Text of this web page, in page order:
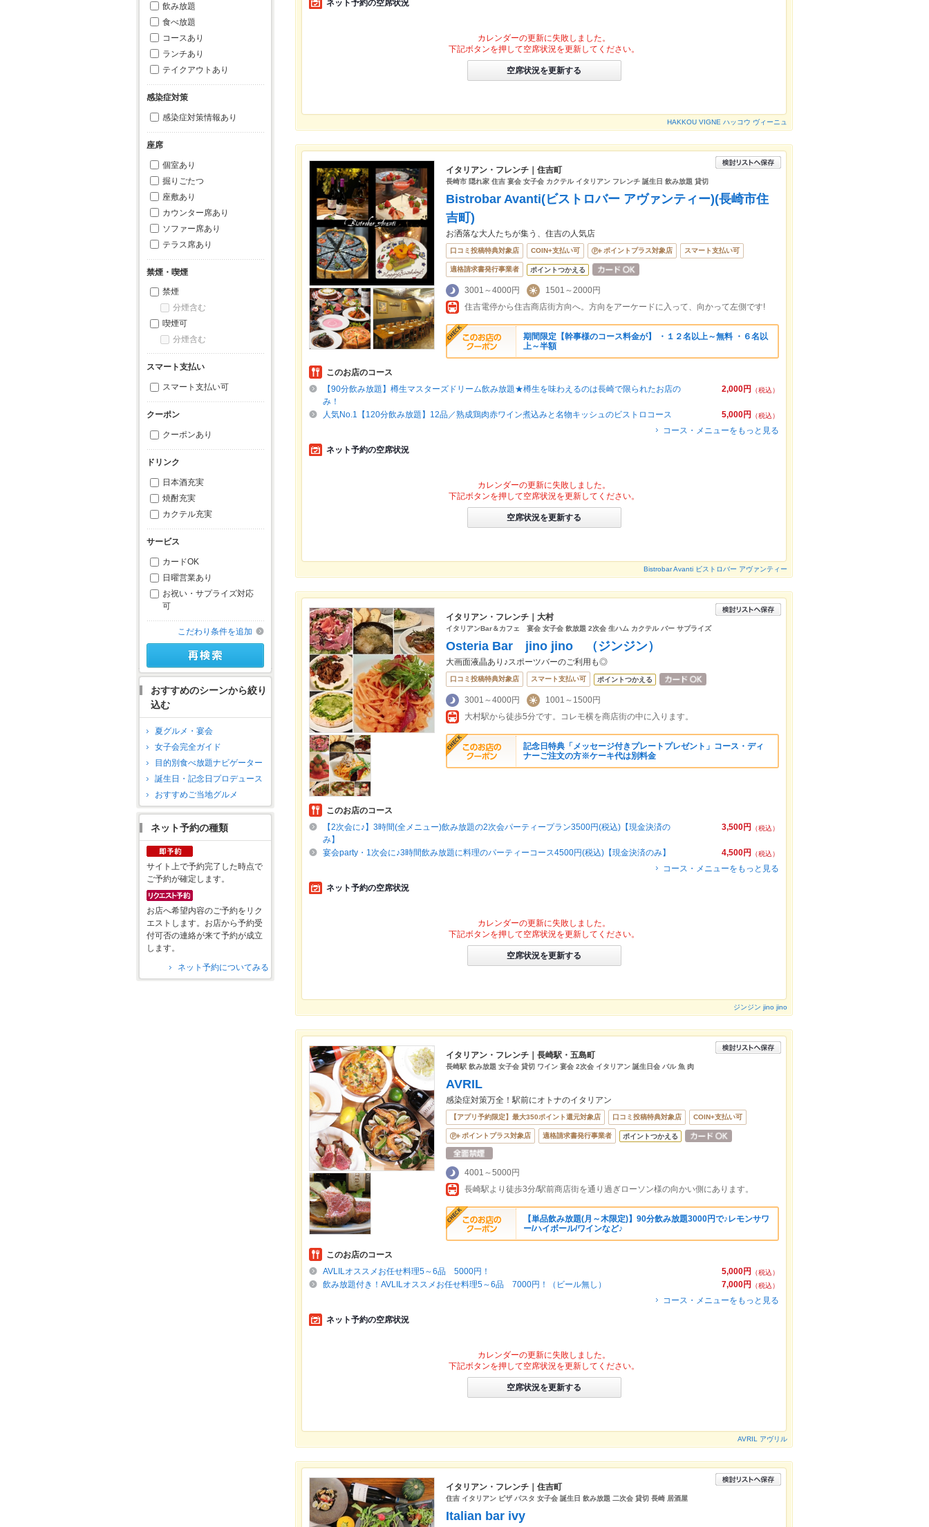
飲み放題
食べ放題
コースあり
ランチあり
テイクアウトあり
感染症対策
感染症対策情報あり
座席
個室あり
掘りごたつ
座敷あり
カウンター席あり
ソファー席あり
テラス席あり
禁煙・喫煙
禁煙
分煙含む
喫煙可
分煙含む
スマート支払い
スマート支払い可
クーポン
クーポンあり
ドリンク
日本酒充実
焼酎充実
カクテル充実
サービス
カードOK
日曜営業あり
お祝い・サプライズ対応
可
こだわり条件を追加
おすすめのシーンから絞り
込む
夏グルメ・宴会
女子会完全ガイド
目的別食べ放題ナビゲーター
誕生日・記念日プロデュース
おすすめご当地グルメ
ネット予約の種類
サイト上で予約完了した時点で
ご予約が確定します。
お店へ希望内容のご予約をリク
エストします。お店から予約受
付可否の連絡が来て予約が成立
します。
ネット予約についてみる
ネット予約の空席状況
カレンダーの更新に失敗しました。
下記ボタンを押して空席状況を更新してください。
空席状況を更新する
HAKKOU VIGNE ハッコウ ヴィーニュ
イタリアン・フレンチ｜住吉町
長崎市 隠れ家 住吉 宴会 女子会 カクテル イタリアン フレンチ 誕生日 飲み放題 貸切
Bistrobar Avanti(ビストロバー アヴァンティー)(長崎市住
吉町)
お洒落な大人たちが集う、住吉の人気店
口コミ投稿特典対象店 COIN+支払い可 ポイントプラス対象店 スマート支払い可
適格請求書発行事業者 ポイントつかえる
3001～4000円
1501～2000円
住吉電停から住吉商店街方向へ。方向をアーケードに入って、向かって左側です!
期間限定【幹事様のコース料金が】 ・１２名以上～無料 ・６名以
上～半額
このお店のコース
2,000円
（税込）
【90分飲み放題】樽生マスターズドリーム飲み放題★樽生を味わえるのは長崎で限られたお店の
み！
5,000円
（税込）
人気No.1【120分飲み放題】12品／熟成鶏肉赤ワイン煮込みと名物キッシュのビストロコース
コース・メニューをもっと見る
ネット予約の空席状況
カレンダーの更新に失敗しました。
下記ボタンを押して空席状況を更新してください。
空席状況を更新する
Bistrobar Avanti ビストロバー アヴァンティー
イタリアン・フレンチ｜大村
イタリアンBar＆カフェ 宴会 女子会 飲放題 2次会 生ハム カクテル バー サプライズ
Osteria Bar jino jino （ジンジン）
大画面液晶あり♪スポーツバーのご利用も◎
口コミ投稿特典対象店 スマート支払い可 ポイントつかえる
3001～4000円
1001～1500円
大村駅から徒歩5分です。コレモ横を商店街の中に入ります。
記念日特典「メッセージ付きプレートプレゼント」コース・ディ
ナーご注文の方※ケーキ代は別料金
このお店のコース
3,500円
（税込）
【2次会に♪】3時間(全メニュー)飲み放題の2次会パーティープラン3500円(税込)【現金決済の
み】
4,500円
（税込）
宴会party・1次会に♪3時間飲み放題に料理のパーティーコース4500円(税込)【現金決済のみ】
コース・メニューをもっと見る
ネット予約の空席状況
カレンダーの更新に失敗しました。
下記ボタンを押して空席状況を更新してください。
空席状況を更新する
ジンジン jino jino
イタリアン・フレンチ｜長崎駅・五島町
長崎駅 飲み放題 女子会 貸切 ワイン 宴会 2次会 イタリアン 誕生日会 バル 魚 肉
AVRIL
感染症対策万全！駅前にオトナのイタリアン
【アプリ予約限定】最大350ポイント還元対象店 口コミ投稿特典対象店 COIN+支払い可
ポイントプラス対象店 適格請求書発行事業者 ポイントつかえる
4001～5000円
長崎駅より徒歩3分/駅前商店街を通り過ぎローソン様の向かい側にあります。
【単品飲み放題(月～木限定)】90分飲み放題3000円で♪レモンサワ
ー/ハイボール/ワインなど♪
このお店のコース
5,000円
（税込）
AVLILオススメお任せ料理5～6品 5000円！
7,000円
（税込）
飲み放題付き！AVLILオススメお任せ料理5～6品 7000円！（ビール無し）
コース・メニューをもっと見る
ネット予約の空席状況
カレンダーの更新に失敗しました。
下記ボタンを押して空席状況を更新してください。
空席状況を更新する
AVRIL アヴリル
イタリアン・フレンチ｜住吉町
住吉 イタリアン ピザ パスタ 女子会 誕生日 飲み放題 二次会 貸切 長崎 居酒屋
Italian bar ivy